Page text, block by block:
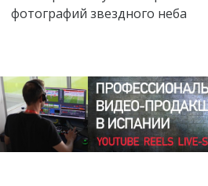
фотографий звездного неба